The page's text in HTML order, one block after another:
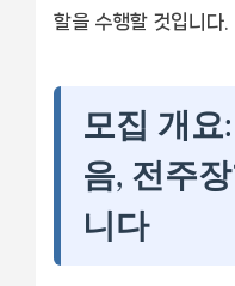
할을 수행할 것입니다.
모집 개요
음, 전주
니다